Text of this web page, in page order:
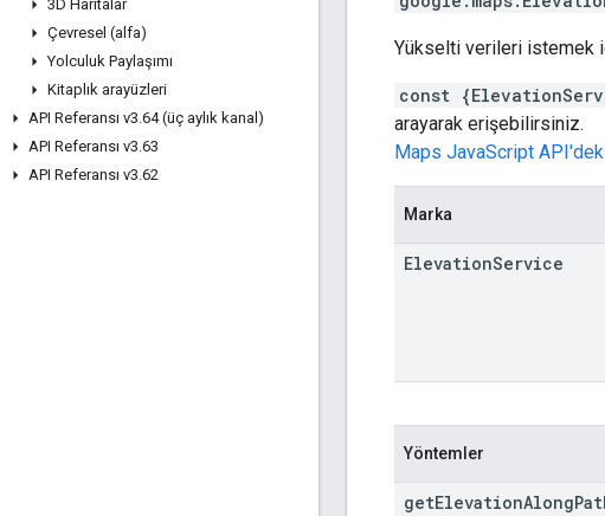
3D Haritalar
Çevresel (alfa)
Yolculuk Paylaşımı
Kitaplık arayüzleri
API Referansı v3.64 (üç aylık kanal)
API Referansı v3.63
API Referansı v3.62
Yükselti verileri istemek
const
arayarak erişebilirsiniz.
Maps JavaScript
Marka
ElevationService
Yöntemler
getElevationAlong